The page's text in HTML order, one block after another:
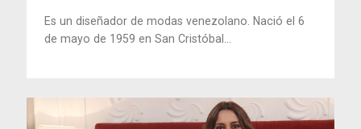
Es un diseñador de modas venezolano. Nació el 6
de mayo de 1959 en San Cristóbal...